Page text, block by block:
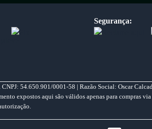
Segurança:
54.650.901/0001-58 | Razão Social: Oscar
expostos aqui são válidos apenas para compras